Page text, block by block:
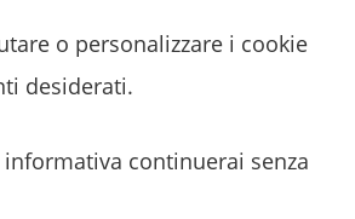
o personalizzare i cookie
desiderati.
continuerai senza